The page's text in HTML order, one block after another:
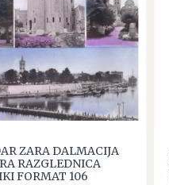
ZARA DALMACIJA
RAZGLEDNICA
FORMAT 106